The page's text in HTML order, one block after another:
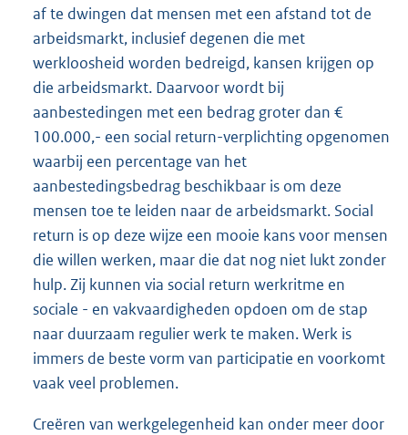
af te dwingen dat mensen met een afstand tot de
arbeidsmarkt, inclusief degenen die met
werkloosheid worden bedreigd, kansen krijgen op
die arbeidsmarkt. Daarvoor wordt bij
aanbestedingen met een bedrag groter dan €
100.000,- een social return-verplichting opgenomen
waarbij een percentage van het
aanbestedingsbedrag beschikbaar is om deze
mensen toe te leiden naar de arbeidsmarkt. Social
return is op deze wijze een mooie kans voor mensen
die willen werken, maar die dat nog niet lukt zonder
hulp. Zij kunnen via social return werkritme en
sociale - en vakvaardigheden opdoen om de stap
naar duurzaam regulier werk te maken. Werk is
immers de beste vorm van participatie en voorkomt
vaak veel problemen.
Creëren van werkgelegenheid kan onder meer door